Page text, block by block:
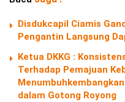
Disdukcapil Ciamis
Pengantin Langsung
Ketua DKKG :
Terhadap Pemajuan
dalam Gotong Royong